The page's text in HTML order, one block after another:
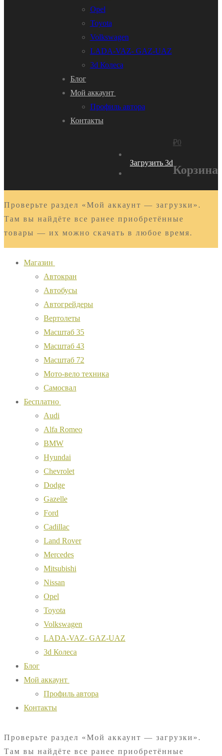
Opel
Toyota
Volkswagen
LADA-VAZ- GAZ-UAZ
3d Колеса
Блог
Мой аккаунт
Профиль автора
Контакты
Загрузить 3d
₽0
Корзина
Проверьте раздел «Мой аккаунт — загрузки».
Там вы найдёте все ранее приобретённые
товары — их можно скачать в любое время.
Магазин
Автокран
Автобусы
Автогрейдеры
Вертолеты
Масштаб 35
Масштаб 43
Масштаб 72
Мото-вело техника
Самосвал
Бесплатно
Audi
Alfa Romeo
BMW
Hyundai
Chevrolet
Dodge
Gazelle
Ford
Cadillac
Land Rover
Mercedes
Mitsubishi
Nissan
Opel
Toyota
Volkswagen
LADA-VAZ- GAZ-UAZ
3d Колеса
Блог
Мой аккаунт
Профиль автора
Контакты
Проверьте раздел «Мой аккаунт — загрузки».
Там вы найдёте все ранее приобретённые